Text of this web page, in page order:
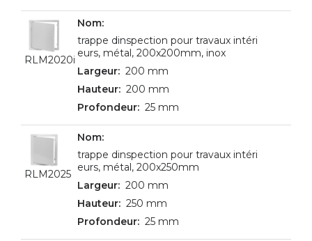
RLM2020i
trappe dinspection pour travaux intéri
eurs, métal, 200x200mm, inox
200 mm
200 mm
25 mm
RLM2025
trappe dinspection pour travaux intéri
eurs, métal, 200x250mm
200 mm
250 mm
25 mm